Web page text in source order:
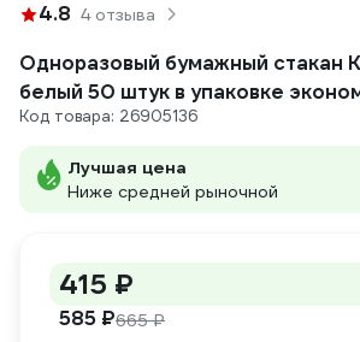
4.8 4 отзыва
Одноразовый бумажный стакан
белый 50 штук в упаковке
Код товара: 26905136
Лучшая цена
Ниже средней рыночной
415 ₽
585 ₽665 ₽